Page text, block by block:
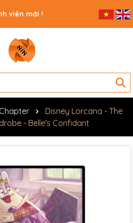
viên mới !
Disney Lorcana - The
- Belle's Confidant